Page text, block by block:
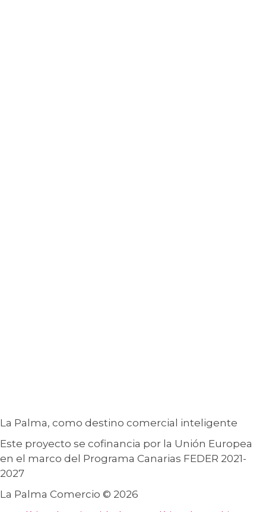
La Palma, como destino comercial inteligente
Este proyecto se cofinancia por la Unión Europea
en el marco del Programa Canarias FEDER 2021-
2027
La Palma Comercio © 2026